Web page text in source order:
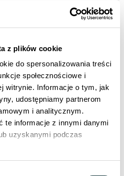
z plików cookie
do spersonalizowania treści
społecznościowe i
witrynie. Informacje o tym, jak
udostępniamy partnerom
i analitycznym.
te informacje z innymi danymi
uzyskanymi podczas
z pozłacanej
Monopolarnej.
grubość, jędrność i
poprzedzony jest
zdrowotnym Pacjenta w
przeciwwskazań.
się oczyszczeniu i
wszelką biżuterię z